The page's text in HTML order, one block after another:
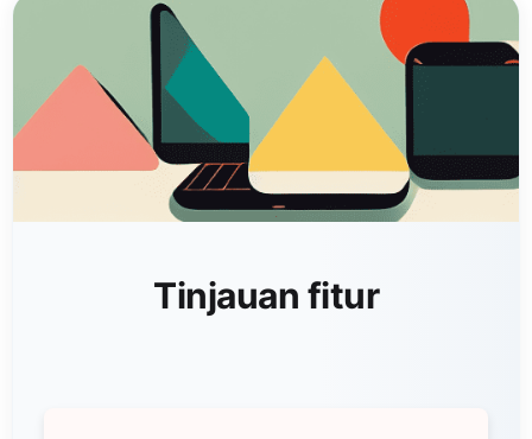
Tinjauan fitur